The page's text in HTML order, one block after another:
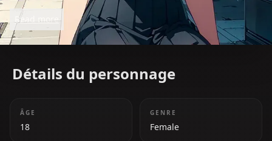
emotionally connect with any role sets her apart in
the entertainment world.
Read more
Détails du personnage
ÂGE
18
GENRE
Female